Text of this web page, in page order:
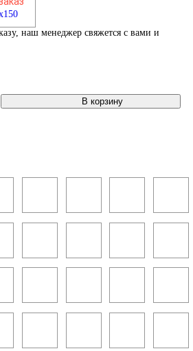
наш менеджер свяжется с вами и